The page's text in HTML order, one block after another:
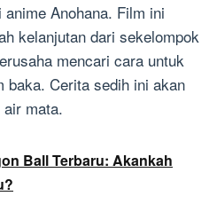
Anohana. Film ini
kelanjutan dari sekelompok
mencari cara untuk
baka. Cerita sedih ini akan
mata.
Ball Terbaru: Akankah